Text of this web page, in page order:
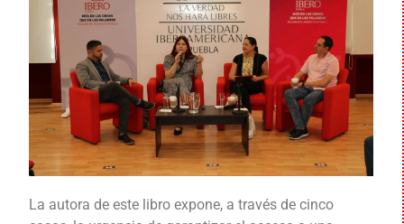
La autora de este libro expone, a través de cinco